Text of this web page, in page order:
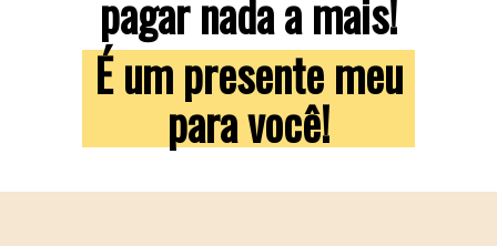
pagar nada a mais!
É um presente meu
para você!